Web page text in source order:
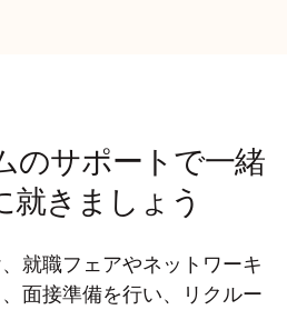
のサポートで一緒
就きましょう
就職フェアやネットワーキ
面接準備を行い、リクルー